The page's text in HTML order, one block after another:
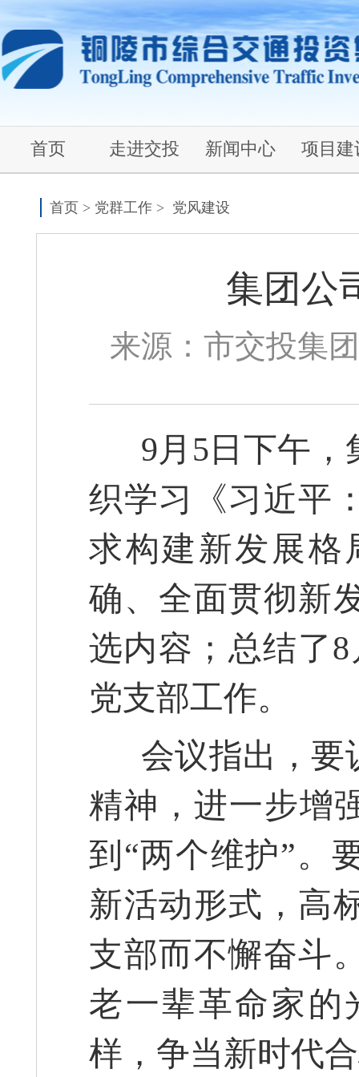
首页 走进交投 新闻中心 项目建
首页 > 党群工作 > 党风建设
集团公
来源：市交投集
9月5日下午，
织学习《习近平
求构建新发展格
确、全面贯彻新
选内容；总结了
党支部工作。
会议指出，要
精神，进一步增
到“两个维护”。
新活动形式，高
支部而不懈奋斗
老一辈革命家的
样，争当新时代